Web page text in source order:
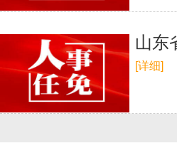
山东
[详细]